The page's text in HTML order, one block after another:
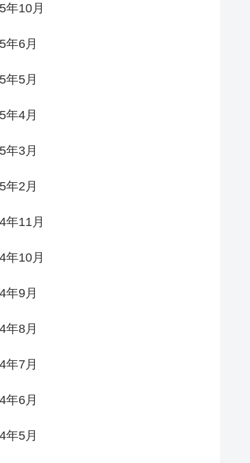
年10月
年6月
年5月
年4月
年3月
年2月
年11月
年10月
年9月
年8月
年7月
年6月
年5月